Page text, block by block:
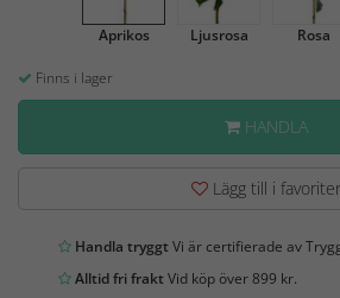
Aprikos Ljusrosa Rosa
Finns i lager
HANDLA
Lägg till i favoriter
Handla tryggtVi är certifierade av
Alltid fri fraktVid köp över 899 kr.